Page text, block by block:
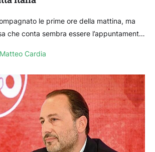
le prime ore della mattina, ma
che conta sembra essere l’appuntamento
Matteo Cardia